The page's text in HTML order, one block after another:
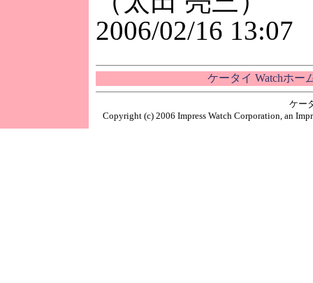
2006/02/16 13:07
ケータイ Watchホー
ケー
Copyright (c) 2006 Impress Watch Corporation, an